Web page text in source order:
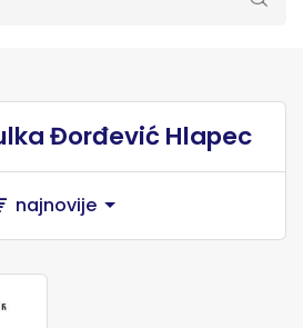
Đorđević Hlapec
najnovije